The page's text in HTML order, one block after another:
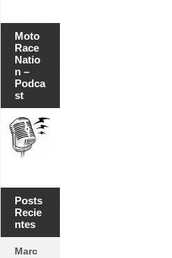
Moto
Race
Natio
n –
Podca
st
Posts
Recie
ntes
Marc